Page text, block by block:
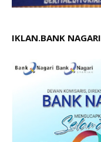
IKLAN.BANK NAGARI